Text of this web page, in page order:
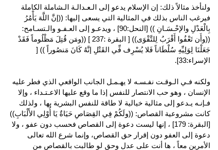
ولنأخذ مثالاً ذلك: إن الإسلام يدعو إلى الـعـدالـة الـشاملة الكاملة
فيرغب الناس بذلك في المثالية التي يسعى إليها: ((إنَّ اللَّهَ يَأْمُرُ
بِالْعَدْلِ والإحْـسَـانِ )) [النحل:90] ، ويدعـو إلى العـفـو والـتسـامح:
((وأَن تَعْفُوا أَقْرَبُ لِلتَّقْوَى)) [ البقرة :237 ] ((ومَن قُتِلَ مَظْلُوماً فَقَدْ
جَعَلْنَا لِوَلِيِّهِ سُلْطَاناً فَلا يُسْرِف فِّي القَتْلِ إنَّهُ كَانَ مَنصُوراً )) [
الإسراء:33].
ولكنه فـي الـوقـت نفـسـه لا يهـمـل الجانب الواقعي الذي فطر عليه
الإنسان ، وهو حب الانتصار للنفس إذا ما وقع عليها الاعـتـداء ، وإلا
فـإنـه يـدعو إلى مثالية خيالية لا طاقة للنفس البشرية بها ، ولذلك
كانت مشروعية القصاص: ((ولَكُمْ فِي القِصَاصِ حَيَاةٌ يَا أُوْلِي الأَلْبَابِ))
[البقرة: 179] ، إنها ليست دعوة إلى القصاص فحسب دون عفو ، ولا
دعوة إلى العفو دون إقرار حق القصاص، وإنما شرع الله تعالى
الأمرين معاً ، ها أنت على عدل وحق لو طالبت بالقصاص من